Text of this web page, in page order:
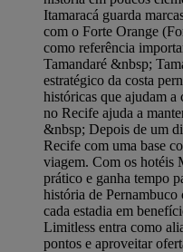
Itamaracá guarda
com o Forte Orange
como referência
Tamandaré &nbsp;
estratégico da costa
históricas que ajudam
no Recife ajuda a
&nbsp; Depois de um
Recife com uma base
viagem. Com os hotéis
prático e ganha tempo
história de Pernambuco
cada estadia em
Limitless entra como
pontos e aproveitar